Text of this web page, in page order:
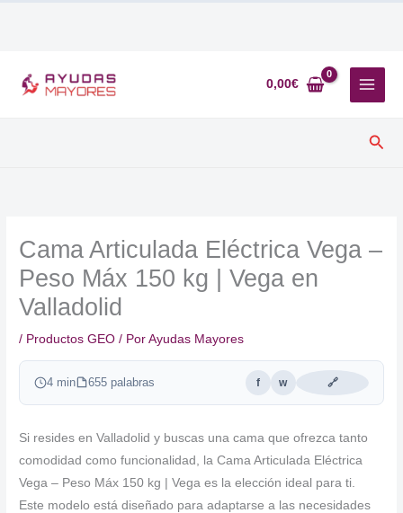
0,00€
Cama Articulada Eléctrica Vega –
Peso Máx 150 kg | Vega en
Valladolid
/ Productos GEO / PorAyudas Mayores
4 min 655 palabras f w 🔗
Si resides en Valladolid y buscas una cama que ofrezca tanto
comodidad como funcionalidad, la Cama Articulada Eléctrica
Vega – Peso Máx 150 kg | Vega es la elección ideal para ti.
Este modelo está diseñado para adaptarse a las necesidades